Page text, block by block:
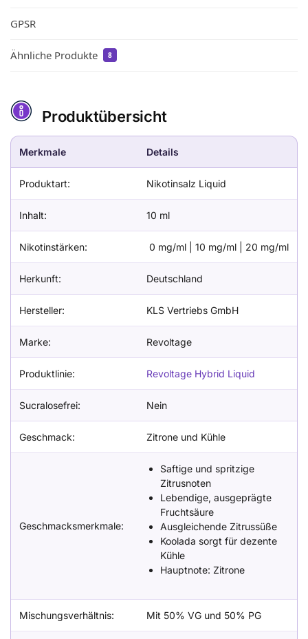
GPSR
Ähnliche Produkte 8
Produktübersicht
Merkmale Details
Produktart: Nikotinsalz Liquid
Inhalt: 10 ml
Nikotinstärken: 0 mg/ml | 10 mg/ml | 20 mg/ml
Herkunft: Deutschland
Hersteller: KLS Vertriebs GmbH
Marke: Revoltage
Produktlinie: Revoltage Hybrid Liquid
Sucralosefrei: Nein
Geschmack: Zitrone und Kühle
Geschmacksmerkmale:
Saftige und spritzige
Zitrusnoten
Lebendige, ausgeprägte
Fruchtsäure
Ausgleichende Zitrussüße
Koolada sorgt für dezente
Kühle
Hauptnote: Zitrone
Mischungsverhältnis: Mit 50% VG und 50% PG